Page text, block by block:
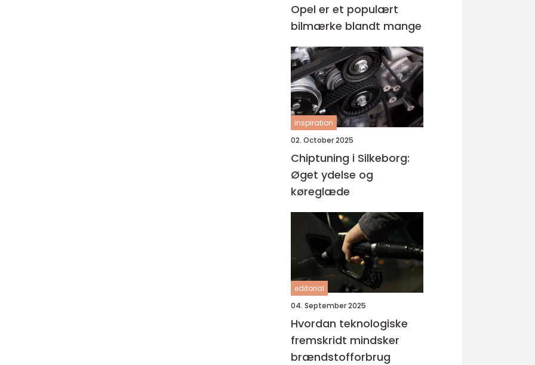
Opel er et populært
bilmærke blandt mange
inspiration
02. October 2025
Chiptuning i Silkeborg:
Øget ydelse og
køreglæde
editorial
04. September 2025
Hvordan teknologiske
fremskridt mindsker
brændstofforbrug